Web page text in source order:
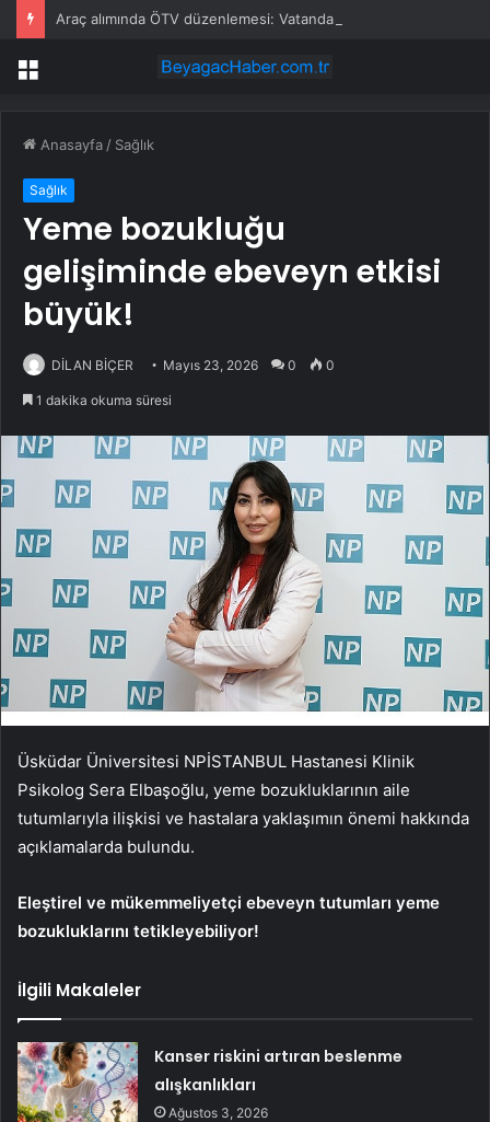
Menü
Anasayfa / Sağlık
Sağlık
Yeme bozukluğu
gelişiminde ebeveyn etkisi
büyük!
DİLAN BİÇER Mayıs 23, 2026 0 0
1 dakika okuma süresi
Üsküdar Üniversitesi NPİSTANBUL Hastanesi Klinik
Psikolog Sera Elbaşoğlu, yeme bozukluklarının aile
tutumlarıyla ilişkisi ve hastalara yaklaşımın önemi hakkında
açıklamalarda bulundu.
Eleştirel ve mükemmeliyetçi ebeveyn tutumları yeme
bozukluklarını tetikleyebiliyor!
İlgili Makaleler
Kanser riskini artıran beslenme
alışkanlıkları
Ağustos 3, 2026